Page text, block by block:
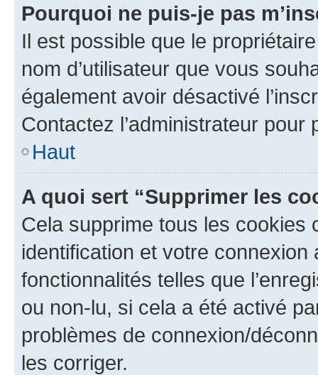
Pourquoi ne puis-je pas
Il est possible que le
nom d’utilisateur que vous
également avoir désactivé
Contactez l’administrateur
Haut
A quoi sert “Supprimer les
Cela supprime tous les cookies
identification et votre
fonctionnalités telles que
ou non-lu, si cela a été activé
problèmes de connexion/
les corriger.